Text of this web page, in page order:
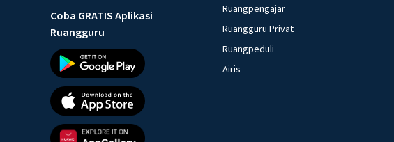
Coba GRATIS Aplikasi
Ruangguru
Ruangpengajar
Ruangguru Privat
Ruangpeduli
Airis